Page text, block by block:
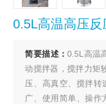
0.5L高温高压
简要描述：0.5L高温
动搅拌器，搅拌力矩
压、高真空、搅拌转
广、使用简单、操作